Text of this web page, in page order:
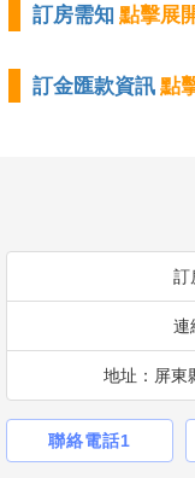
訂房需知 點擊展
訂金匯款資訊 點
訂
連
地址：屏東
聯絡電話1